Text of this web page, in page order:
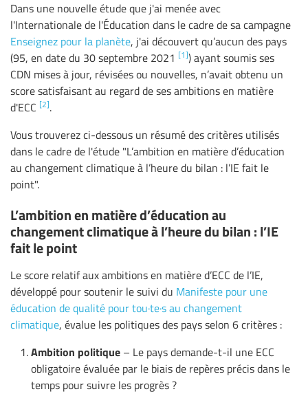
Dans une nouvelle étude que j'ai menée avec
l'Internationale de l'Éducation dans le cadre de sa campagne
Enseignez pour la planète, j'ai découvert qu’aucun des pays
(95, en date du 30 septembre 2021 [1]) ayant soumis ses
CDN mises à jour, révisées ou nouvelles, n’avait obtenu un
score satisfaisant au regard de ses ambitions en matière
d'ECC [2].
Vous trouverez ci-dessous un résumé des critères utilisés
dans le cadre de l'étude "L’ambition en matière d’éducation
au changement climatique à l’heure du bilan : l’IE fait le
point".
L’ambition en matière d’éducation au
changement climatique à l’heure du bilan : l’IE
fait le point
Le score relatif aux ambitions en matière d’ECC de l’IE,
développé pour soutenir le suivi du Manifeste pour une
éducation de qualité pour tou·te·s au changement
climatique, évalue les politiques des pays selon 6 critères :
Ambition politique – Le pays demande-t-il une ECC
obligatoire évaluée par le biais de repères précis dans le
temps pour suivre les progrès ?